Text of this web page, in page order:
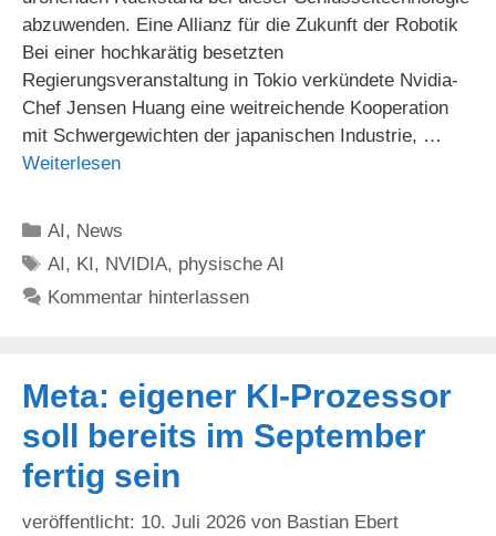
abzuwenden. Eine Allianz für die Zukunft der Robotik
Bei einer hochkarätig besetzten
Regierungsveranstaltung in Tokio verkündete Nvidia-
Chef Jensen Huang eine weitreichende Kooperation
mit Schwergewichten der japanischen Industrie, …
Weiterlesen
Kategorien
AI, News
Schlagwörter
AI, KI, NVIDIA, physische AI
Kommentar hinterlassen
Meta: eigener KI-Prozessor
soll bereits im September
fertig sein
10. Juli 2026 von Bastian Ebert